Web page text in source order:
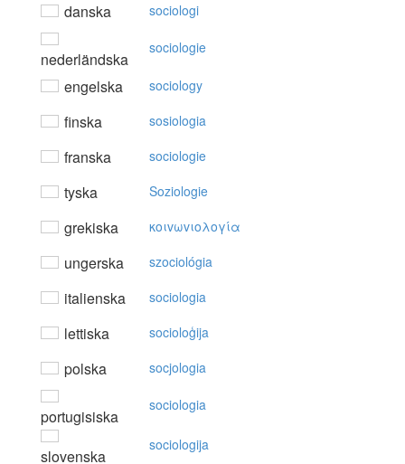
danska sociologi
nederländska
sociologie
engelska sociology
finska sosiologia
franska sociologie
tyska Soziologie
grekiska κoιvωvιoλoγία
ungerska szociológia
italienska sociologia
lettiska socioloģija
polska socjologia
portugisiska
sociologia
slovenska
sociologija